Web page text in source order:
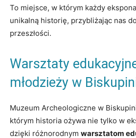
To​ miejsce,⁢ w którym każdy
unikalną historię, przybliżając nas
przeszłości.
Warsztaty
‌młodzieży w
Muzeum Archeologiczne w
którym⁤ historia ożywa nie tylko w
dzięki różnorodnym warsztatom